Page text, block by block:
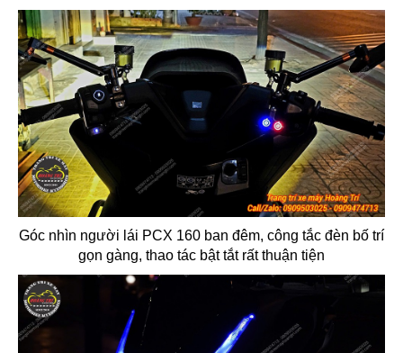
Góc nhìn người lái PCX 160 ban đêm, công tắc đèn bố trí
gọn gàng, thao tác bật tắt rất thuận tiện